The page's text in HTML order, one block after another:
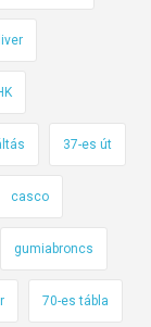
37-es út
casco
gumiabroncs
70-es tábla